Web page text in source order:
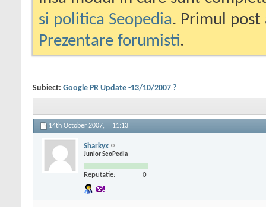
si politica Seopedia. Primul
Prezentare forumisti.
Subiect: Google PR Update -13/10/2007 ?
14th October 2007, 11:13
Sharkyx
Junior SeoPedia
Reputatie: 0